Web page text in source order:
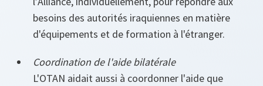
besoins des autorités iraquiennes en matière
d'équipements et de formation à l'étranger.
Coordination de l'aide bilatérale
L'OTAN aidait aussi à coordonner l'aide que